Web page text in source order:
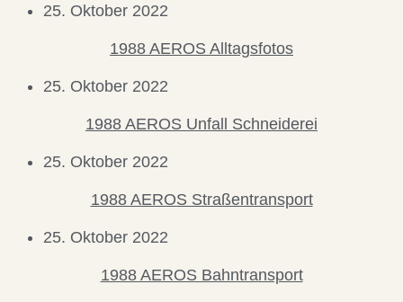
25. Oktober 2022
1988 AEROS Alltagsfotos
25. Oktober 2022
1988 AEROS Unfall Schneiderei
25. Oktober 2022
1988 AEROS Straßentransport
25. Oktober 2022
1988 AEROS Bahntransport